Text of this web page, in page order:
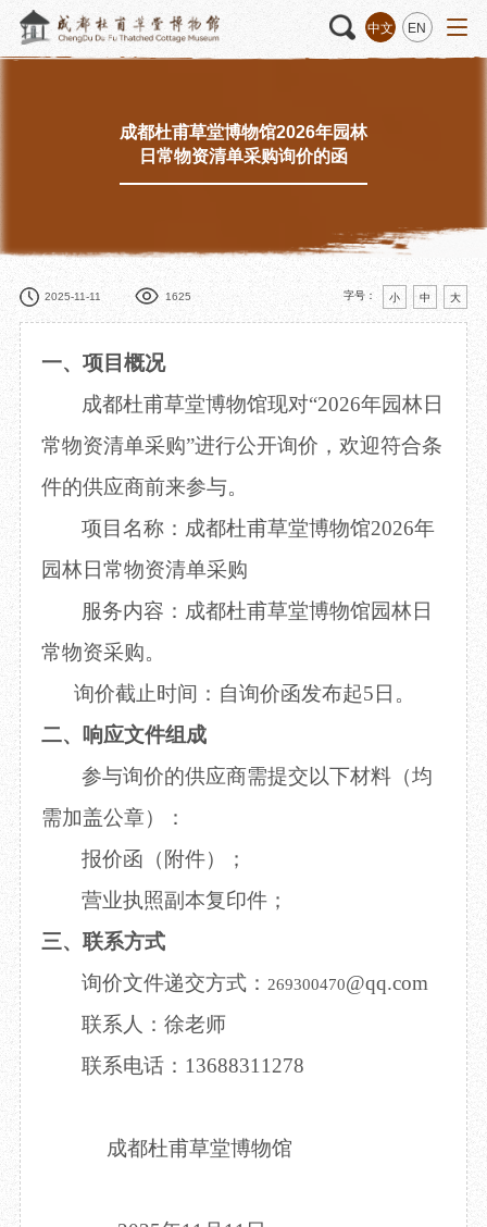
中文 EN
请
活动 “人日游草堂”系列文化活动
数字资源
捐赠名录
文创 杜甫草堂文创馆
文创精品
IP授权
草堂艺术中心
景点 正门
柴门
少陵草堂碑亭
茅屋景区
草堂书院
成都杜甫草堂博物馆2026年园林
日常物资清单采购询价的函
2025-11-11 1625 字号： 小 中 大
一、项目概况
成都杜甫草堂博物馆现对“2026年园林日
常物资清单采购”进行公开询价，欢迎符合条
件的供应商前来参与。
项目名称： 成都杜甫草堂博物馆2026年
园林日常物资清单采购
服务内容： 成都杜甫草堂博物馆园林日
常物资采购。
询价截止时间：自询价函发布起5日。
二、响应文件组成
参与询价的供应商需提交以下材料（均
需加盖公章）：
报价函（ 附件）；
营业执照副本复印件；
三、联系方式
询价文件递交方式： 269300470@qq.com
联系人： 徐老师
联系电话： 13688311278
成都杜甫草堂博物馆